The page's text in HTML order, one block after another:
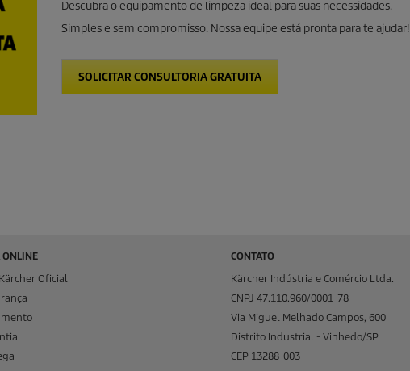
Descubra o equipamento de limpeza ideal para suas necessidades.
Simples e sem compromisso. Nossa equipe está pronta para te ajudar!
SOLICITAR CONSULTORIA GRATUITA
ONLINE
Oficial
CONTATO
Kärcher Indústria e Comércio Ltda.
CNPJ 47.110.960/0001-78
Via Miguel Melhado Campos, 600
Distrito Industrial - Vinhedo/SP
CEP 13288-003